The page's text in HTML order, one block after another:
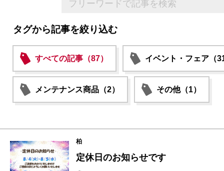
タグから記事を絞り込む
すべての記事（87） イベント・フェア（
メンテナンス商品（2） その他（1）
柏
定休日のお知らせです